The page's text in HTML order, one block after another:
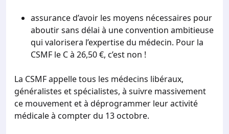
assurance d’avoir les moyens nécessaires pour
aboutir sans délai à une convention ambitieuse
qui valorisera l’expertise du médecin. Pour la
CSMF le C à 26,50 €, c’est non !
La CSMF appelle tous les médecins libéraux,
généralistes et spécialistes, à suivre massivement
ce mouvement et à déprogrammer leur activité
médicale à compter du 13 octobre.